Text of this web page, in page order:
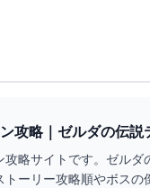
攻略｜ゼルダの伝
攻略サイトです。ゼル
トーリー攻略順やボスの